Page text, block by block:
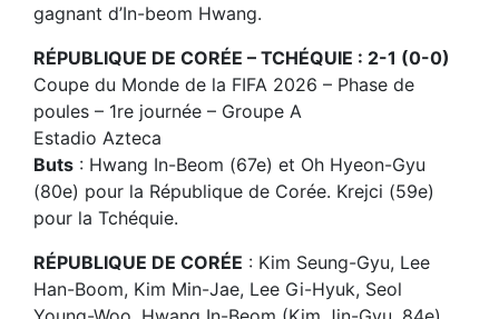
gagnant d’In-beom Hwang.
RÉPUBLIQUE DE CORÉE – TCHÉQUIE : 2-1 (0-0)
Coupe du Monde de la FIFA 2026 – Phase de
poules – 1re journée – Groupe A
Estadio Azteca
Buts : Hwang In-Beom (67e) et Oh Hyeon-Gyu
(80e) pour la République de Corée. Krejci (59e)
pour la Tchéquie.
RÉPUBLIQUE DE CORÉE : Kim Seung-Gyu, Lee
Han-Boom, Kim Min-Jae, Lee Gi-Hyuk, Seol